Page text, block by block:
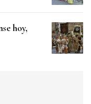
hoy,